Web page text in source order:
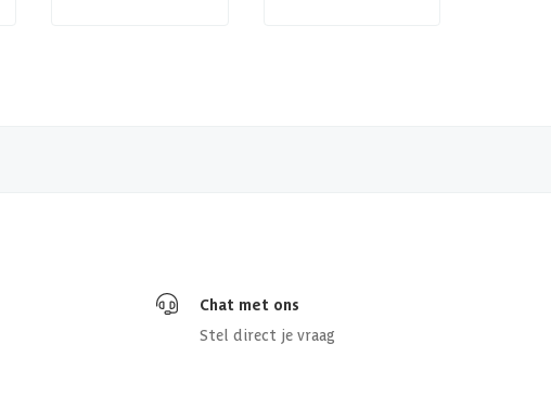
Chat met ons
Stel direct je vraag